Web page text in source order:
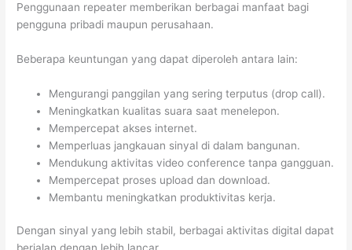
Penggunaan repeater memberikan berbagai manfaat bagi
pengguna pribadi maupun perusahaan.
Beberapa keuntungan yang dapat diperoleh antara lain:
Mengurangi panggilan yang sering terputus (drop call).
Meningkatkan kualitas suara saat menelepon.
Mempercepat akses internet.
Memperluas jangkauan sinyal di dalam bangunan.
Mendukung aktivitas video conference tanpa gangguan.
Mempercepat proses upload dan download.
Membantu meningkatkan produktivitas kerja.
Dengan sinyal yang lebih stabil, berbagai aktivitas digital dapat